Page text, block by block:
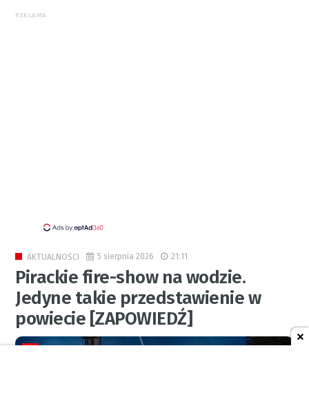
REKLAMA
AKTUALNOŚCI 5 sierpnia 2026 21:11
Pirackie fire-show na wodzie.
Jedyne takie przedstawienie w
powiecie [ZAPOWIEDŹ]